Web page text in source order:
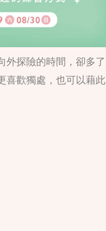
外探險的時間，卻多了
喜歡獨處，也可以藉此